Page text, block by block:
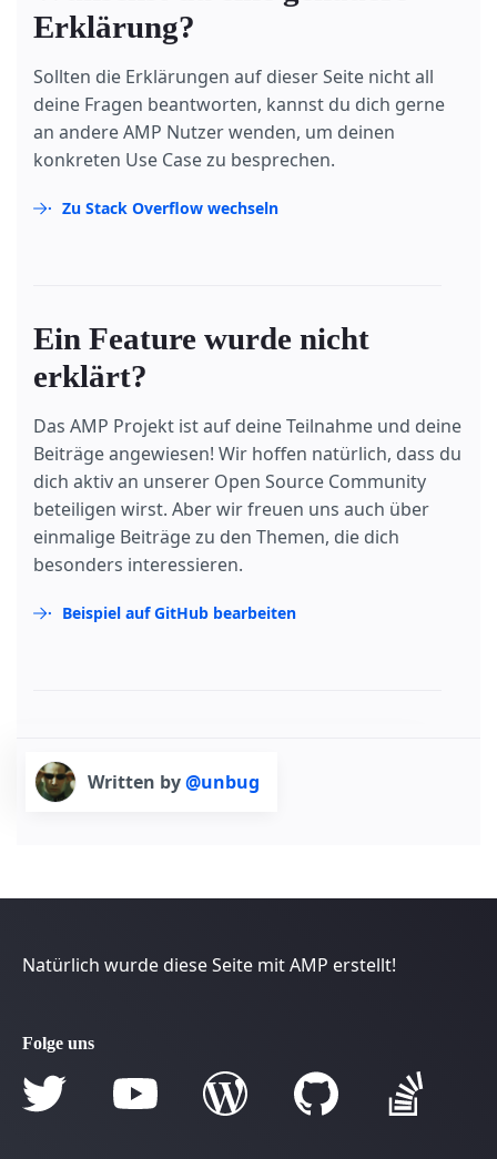
Erklärung?
Sollten die Erklärungen auf dieser Seite nicht all
deine Fragen beantworten, kannst du dich gerne
an andere AMP Nutzer wenden, um deinen
konkreten Use Case zu besprechen.
Zu Stack Overflow wechseln
Ein Feature wurde nicht
erklärt?
Das AMP Projekt ist auf deine Teilnahme und deine
Beiträge angewiesen! Wir hoffen natürlich, dass du
dich aktiv an unserer Open Source Community
beteiligen wirst. Aber wir freuen uns auch über
einmalige Beiträge zu den Themen, die dich
besonders interessieren.
Beispiel auf GitHub bearbeiten
Written by@unbug
Natürlich wurde diese Seite mit AMP erstellt!
Folge uns